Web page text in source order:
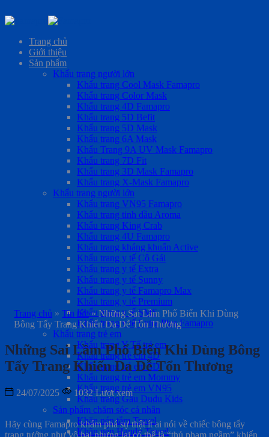
Skip
contentTrang chủ
Giới thiệu
Sản phẩm
Khẩu trang người lớn
Khẩu trang Cool Mask Famapro
Khẩu trang Color Mask
Khẩu trang 4D Famapro
Khẩu trang 5D Befit
Khẩu trang 5D Mask
Khẩu trang 6A Mask
Khẩu Trang 9A UV Mask Famapro
Khẩu trang 7D Fit
Khẩu trang 3D Mask Famapro
Khẩu trang X-Mask Famapro
Khẩu trang người lớn
Khẩu trang VN95 Famapro
Khẩu trang tinh dầu Aroma
Khẩu trang King Crab
Khẩu trang 4U Famapro
Khẩu trang kháng khuẩn Active
Khẩu trang y tế Cô Gái
Khẩu trang y tế Extra
Khẩu trang y tế Sunny
Khẩu trang y tế Famapro Max
Khẩu trang y tế Premium
Khẩu trang y tế SMS
Khẩu trang y tế Extra Plus Famapro
Khẩu trang trẻ em
Khẩu trang Y Tế trẻ em
Khẩu trang trẻ em 4D
Khẩu trang trẻ em 5D
Khẩu trang trẻ em Mommy
Khẩu trang trẻ em VN95
Khẩu trang Gấu Dudu Kids
Sản phẩm chăm sóc cá nhân
Khăn nén tắm Travel
Khăn nén Handy Towel
Trang chủ » Tin tức»Những Sai Lầm Phổ Biến Khi Dùng
Bông Tẩy Trang Khiến Da Dễ Tổn Thương
Những Sai Lầm Phổ Biến Khi Dùng Bông
Tẩy Trang Khiến Da Dễ Tổn Thương
24/07/2025 1032 Lượt xem
Hãy cùng Famapro khám phá sự thật ít ai nói về chiếc bông tẩy
trang tưởng như vô hại nhưng lại có thể là “thủ phạm ngầm” khiến